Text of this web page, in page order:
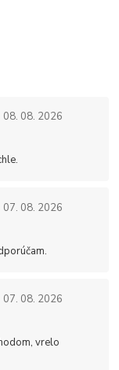
08. 08. 2026
07. 08. 2026
07. 08. 2026
vrelo